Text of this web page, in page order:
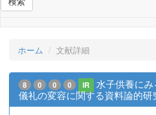
ホーム 文献詳細
8 0 0 0 IR
水子供養に
儀礼の変容に関する資料論的研